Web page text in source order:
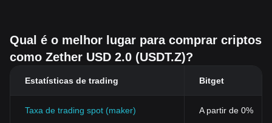
Qual é o melhor lugar para comprar criptos
como Zether USD 2.0 (USDT.Z)?
Estatísticas de trading Bitget
Taxa de trading spot (maker) A partir de 0%